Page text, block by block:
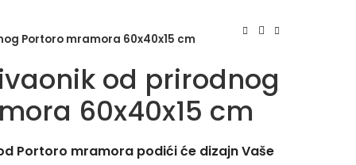
Portoro mramora 60x40x15 cm
od prirodnog
60x40x15 cm
Portoro mramora podići će dizajn Vaše